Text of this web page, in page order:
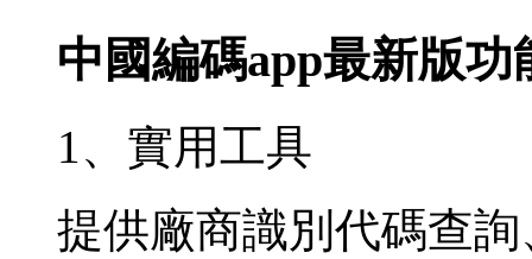
中國編碼app最新版功
1、實用工具
提供廠商識別代碼查